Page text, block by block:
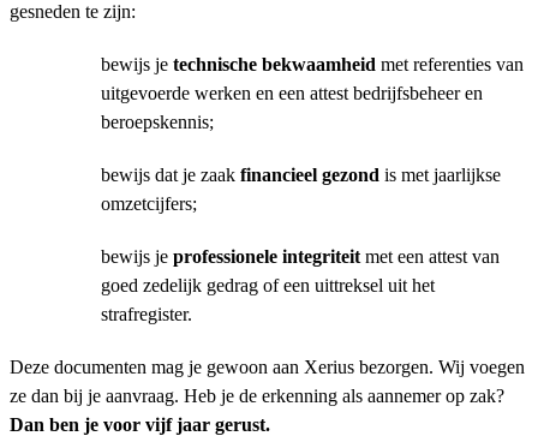
gesneden te zijn:
bewijs je technische bekwaamheid met referenties van
uitgevoerde werken en een attest bedrijfsbeheer en
beroepskennis;
bewijs dat je zaak financieel gezond is met jaarlijkse
omzetcijfers;
bewijs je professionele integriteit met een attest van
goed zedelijk gedrag of een uittreksel uit het
strafregister.
Deze documenten mag je gewoon aan Xerius bezorgen. Wij voegen
ze dan bij je aanvraag. Heb je de erkenning als aannemer op zak?
Dan ben je voor vijf jaar gerust.